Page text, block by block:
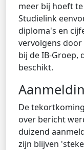
meer bij hoeft
Studielink
diploma's en
vervolgens
bij de IB-Groep,
beschikt.
De
over bericht
duizend
zijn blijven